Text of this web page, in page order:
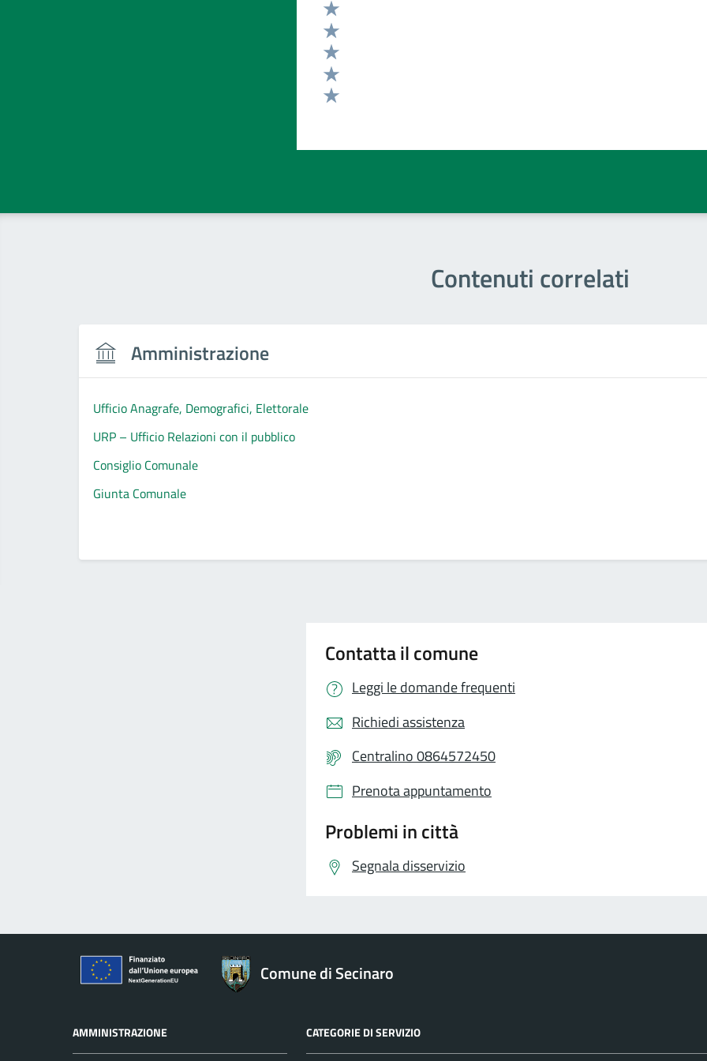
Valuta 5 stelle su 5
Valuta 4 stelle su 5
Valuta 3 stelle su 5
Valuta 2 stelle su 5
Contenuti correlati
Amministrazione
Ufficio Anagrafe, Demografici, Elettorale
URP – Ufficio Relazioni con il pubblico
Consiglio Comunale
Giunta Comunale
Contatta il comune
Leggi le domande frequenti
Richiedi assistenza
Centralino 0864572450
Prenota appuntamento
Problemi in città
Segnala disservizio
Comune di Secinaro
AMMINISTRAZIONE CATEGORIE DI SERVIZIO